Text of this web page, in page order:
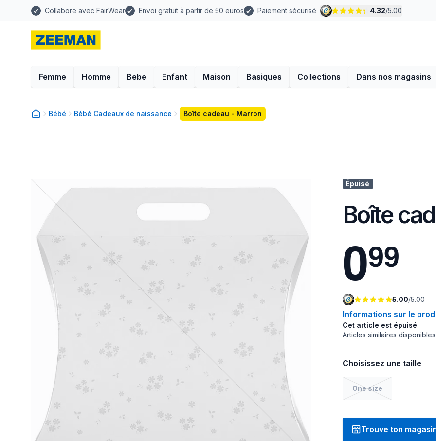
Collabore avec FairWear Envoi gratuit à partir de 50 euros Paiement sécurisé 4.32/5.00
Femme Homme Bebe Enfant Maison Basiques Collections Dans nos magasins
Bébé Bébé Cadeaux de naissance Boîte cadeau - Marron
Épuisé
Boîte
099
5.00/5.00
Informations sur le
Cet article est épuisé.
Articles similaires disponibles.
Choisissez une taille
One size
Trouve ton